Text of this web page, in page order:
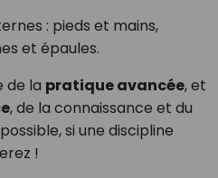
: pieds et mains,
et épaules.
de la pratique avancée, et
, de la connaissance et du
si une discipline
!